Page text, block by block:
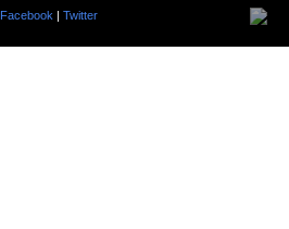
Facebook | Twitter